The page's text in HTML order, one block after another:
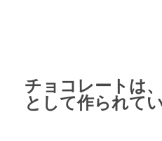
チョコレートは
として作られて